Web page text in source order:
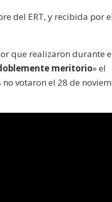
del ERT, y recibida por
que realizaron durante
meritorio» el
votaron el 28 de